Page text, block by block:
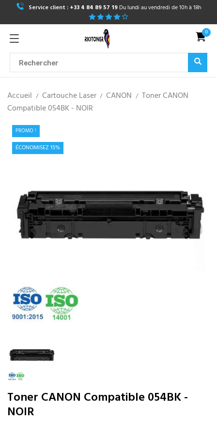
Service client : +33 4 84 89 57 19 Du lundi au vendredi de 10h à 18h
0
Accueil Cartouche Laser CANON
Toner CANON
Compatible 054BK - NOIR
PROMO !
ÉCONOMISEZ 15%
Toner CANON Compatible 054BK -
NOIR